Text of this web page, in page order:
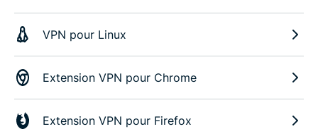
VPN pour Linux
Extension VPN pour Chrome
Extension VPN pour Firefox